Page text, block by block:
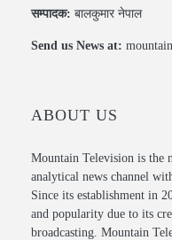
सम्पादक: बालकुमार नेपाल
Send us News at:
ABOUT US
Mountain Television is the
analytical news channel
Since its establishment in
and popularity due to its
broadcasting. Mountain